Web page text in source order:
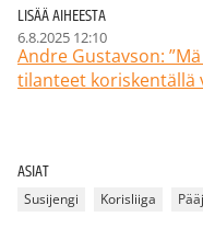
LISÄÄ AIHEESTA
6.8.2025 12:10
Andre Gustavson:
tilanteet koriskentällä
ASIAT
Susijengi Korisliiga